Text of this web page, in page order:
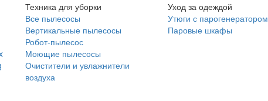
Техника для уборки
Все пылесосы
Вертикальные пылесосы
Робот-пылесос
Моющие пылесосы
Очистители и увлажнители
воздуха
Уход за одеждой
Утюги с парогенератором
Паровые шкафы